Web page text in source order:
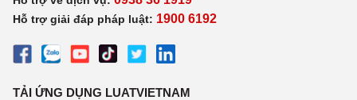
Hỗ trợ giải đáp pháp luật: 1900 6192
TẢI ỨNG DỤNG LUATVIETNAM